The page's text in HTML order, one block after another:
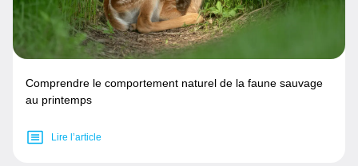
Comprendre le comportement naturel de la faune sauvage
au printemps
Lire l’article